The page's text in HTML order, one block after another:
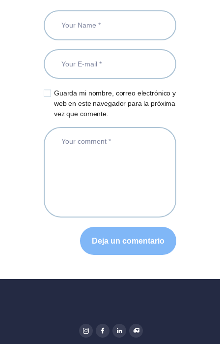
Guarda mi nombre, correo electrónico y
web en este navegador para la próxima
vez que comente.